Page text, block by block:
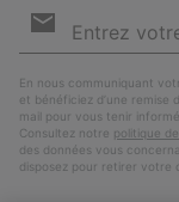
par
En nous communiquant
et bénéficiez d’une remise
mail pour vous tenir
Consultez notre politique
des données vous
disposez pour retirer votre